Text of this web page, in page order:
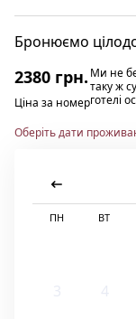
Бронюємо
2380 грн.
Ціна за номер
Ми не
таку ж
готелі
Оберіть дати
ПН ВТ